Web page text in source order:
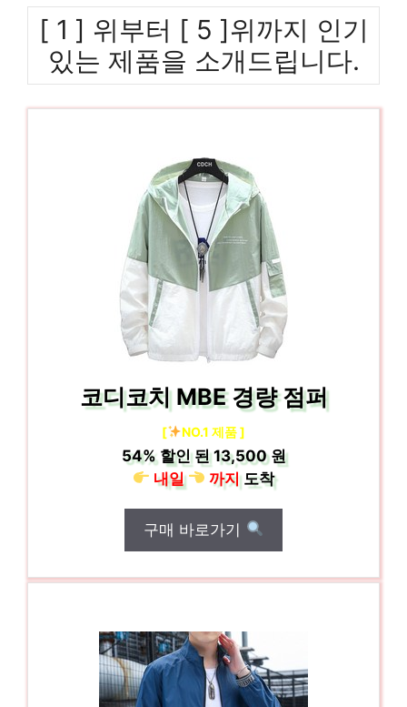
[ 1 ] 위부터 [ 5 ]위까지 인기
있는 제품을 소개드립니다.
코디코치 MBE 경량 점퍼
[ NO.1 제품 ]
54%할인 된13,500 원
내일
까지도착
구매 바로가기